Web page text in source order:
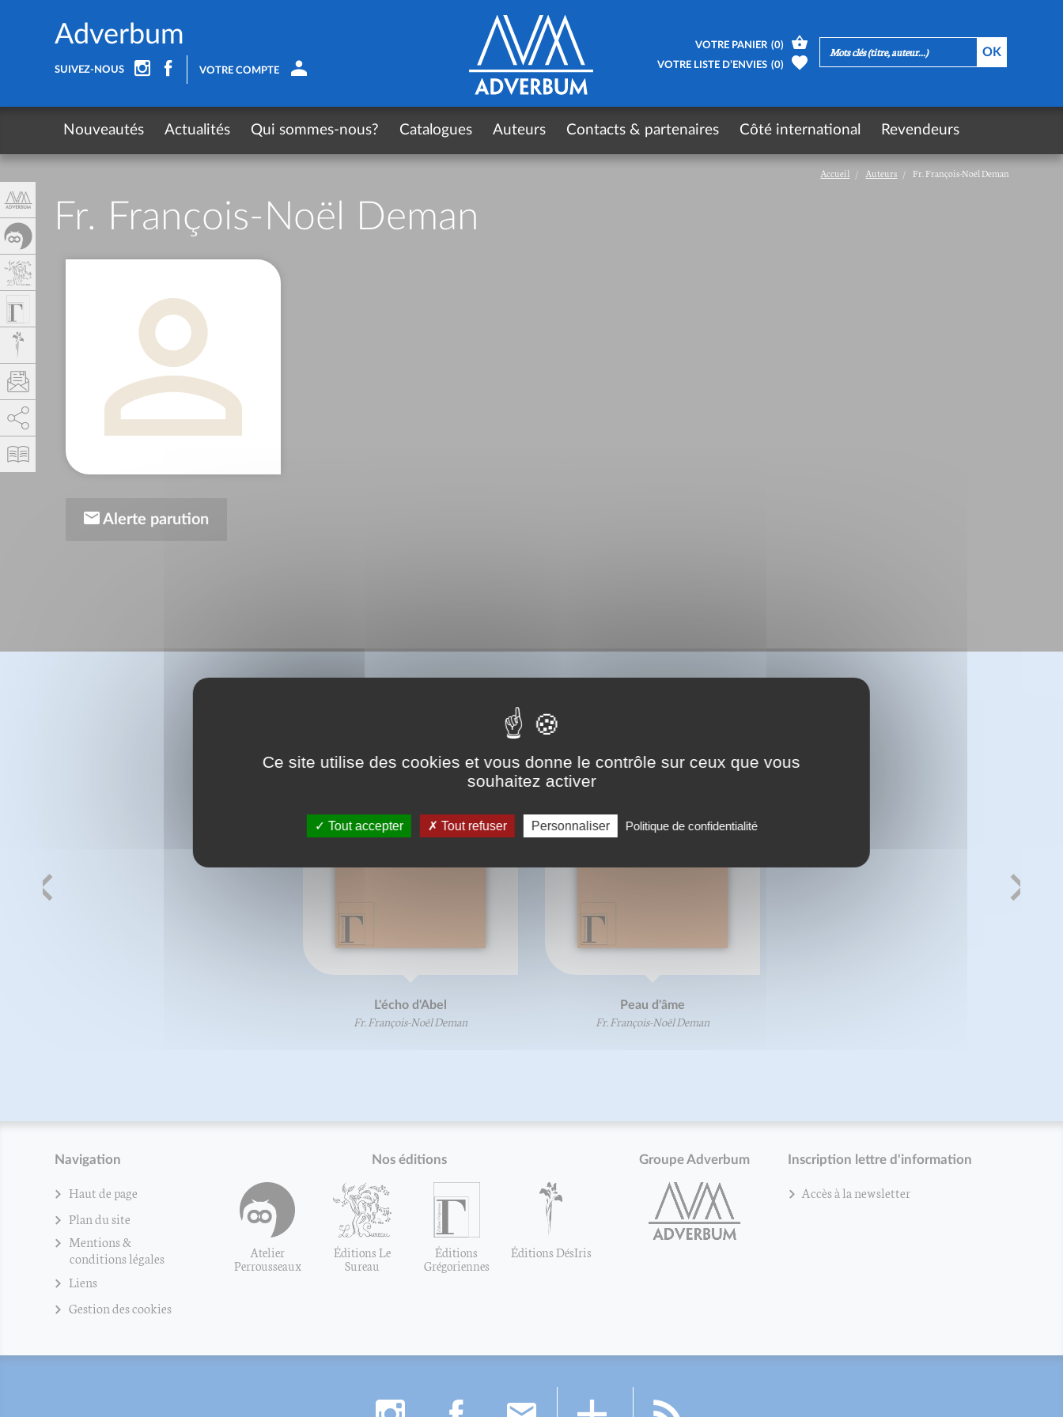
Accueil Auteurs Fr. François-Noël Deman
Fr. François-Noël Deman
Alerte parution
BIBLIOGRAPHIE
L'écho d'Abel
Fr. François-Noël Deman
Peau d'âme
Fr. François-Noël Deman
Navigation
Haut de page
Plan du site
Mentions &
conditions légales
Liens
Gestion des cookies
Nos éditions
Atelier
Perrousseaux
Éditions Le
Sureau
Éditions
Grégoriennes
Éditions DésIris
Groupe Adverbum Inscription lettre d'information
Accès à la newsletter
Adverbum
SUIVEZ-NOUS VOTRE COMPTE
VOTRE PANIER (0)
VOTRE LISTE D’ENVIES (0)
Nouveautés Actualités Qui sommes-nous? Catalogues Auteurs Contacts & partenaires Côté international Revendeurs
Ce site utilise des cookies et vous donne le contrôle sur ceux que vous
souhaitez activer
Tout accepter Tout refuser Personnaliser Politique de confidentialité